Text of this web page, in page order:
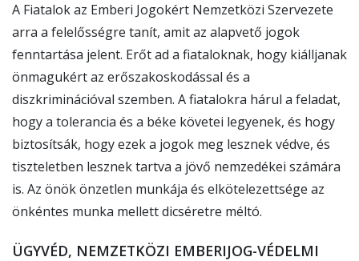
A Fiatalok az Emberi Jogokért Nemzetközi Szervezete
arra a felelősségre tanít, amit az alapvető jogok
fenntartása jelent. Erőt ad a fiataloknak, hogy kiálljanak
önmagukért az erőszakoskodással és a
diszkriminációval szemben. A fiatalokra hárul a feladat,
hogy a tolerancia és a béke követei legyenek, és hogy
biztosítsák, hogy ezek a jogok meg lesznek védve, és
tiszteletben lesznek tartva a jövő nemzedékei számára
is. Az önök önzetlen munkája és elkötelezettsége az
önkéntes munka mellett dicséretre méltó.
ÜGYVÉD, NEMZETKÖZI EMBERIJOG-VÉDELMI